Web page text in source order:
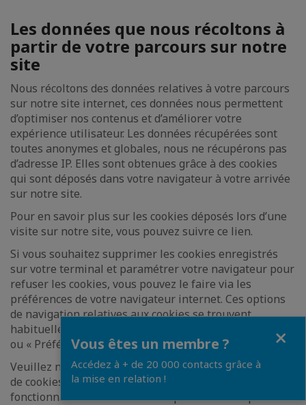
Les données que nous récoltons à
partir de votre parcours sur notre
site
Nous récoltons des données relatives à votre parcours
sur notre site internet, ces données nous permettent
d’optimiser nos contenus et d’améliorer votre
expérience utilisateur. Les données récupérées sont
toutes anonymes et globales, nous ne récupérons pas
d’adresse IP. Elles sont obtenues grâce à des cookies
qui sont déposés dans votre navigateur à votre arrivée
sur notre site.
Pour en savoir plus sur les cookies déposés lors d’une
visite sur notre site, vous pouvez suivre ce lien.
Si vous souhaitez supprimer les cookies enregistrés
sur votre terminal et paramétrer votre navigateur pour
refuser les cookies, vous pouvez le faire via les
préférences de votre navigateur internet. Ces options
de navigation relatives aux cookies se trouvent
habituellement dans les menus « Options », « Outils »
ou « Préférences ».
Veuillez noter que si vous désactivez l’enregistrement
de cookies sur votre terminal, certaines parties et
fonctionnalités du site internet pourraient ne pas
Vous êtes un membre ?
Accédez à + de 20 000 contacts grâce à
la mise en relation !